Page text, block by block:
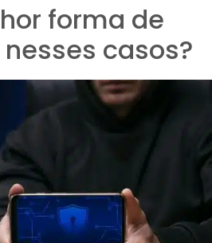
forma de
casos?